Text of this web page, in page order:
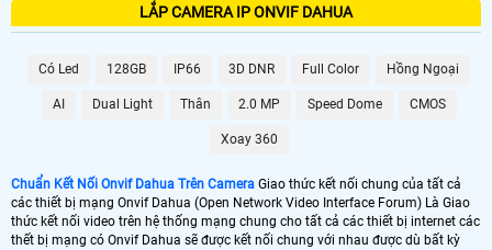
LẮP CAMERA IP ONVIF DAHUA
Có Led 128GB IP66 3D DNR Full Color Hồng Ngoại
AI Dual Light Thân 2.0 MP Speed Dome CMOS
Xoay 360
Chuẩn Kết Nối Onvif Dahua Trên Camera Giao thức kết nối chung của tất cả
các thiết bị mạng Onvif Dahua (Open Network Video Interface Forum) Là Giao
thức kết nối video trên hệ thống mạng chung cho tất cả các thiết bị internet các
thết bị mạng có Onvif Dahua sẽ được kết nối chung với nhau được dù bất kỳ